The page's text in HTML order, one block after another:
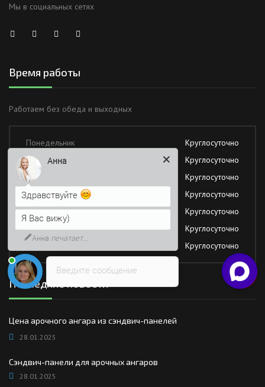
Мы в социальных сетях
Время работы
Работаем без обеда и выходных
Понедельник
Круглосуточно
Вторник
Круглосуточно
Среда
Круглосуточно
Четверг
Круглосуточно
Пятница
Круглосуточно
Суббота
Круглосуточно
Круглосуточно
Последние новости
Цена арочного ангара из сэндвич-панелей
28.01.2025
Сэндвич-панели для арочных ангаров
28.01.2025
Введите сообщение
Анна
Здравствуйте
Я Вас вижу)
Анна печатает...